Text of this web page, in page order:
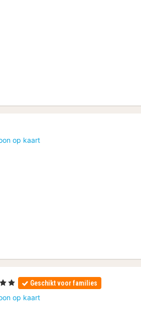
op kaart
Geschikt voor families
op kaart